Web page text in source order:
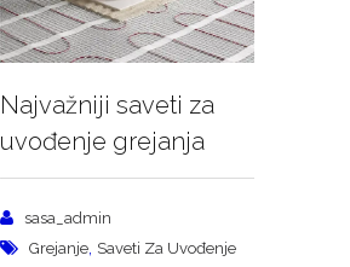
Najvažniji saveti za
uvođenje grejanja
sasa_admin
Grejanje Saveti Za Uvođenje